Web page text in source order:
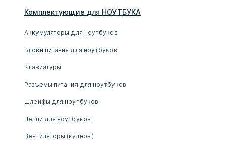
Комплектующие для НОУТБУКА
Аккумуляторы для ноутбуков
Блоки питания для ноутбуков
Клавиатуры
Разъемы питания для ноутбуков
Шлейфы для ноутбуков
Петли для ноутбуков
Вентиляторы (кулеры)